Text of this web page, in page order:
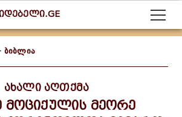
ბიბლია
ახალი აღთქმა
მოციქულის მეორე